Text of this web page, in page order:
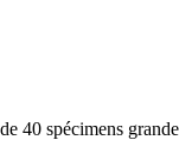
spécimens